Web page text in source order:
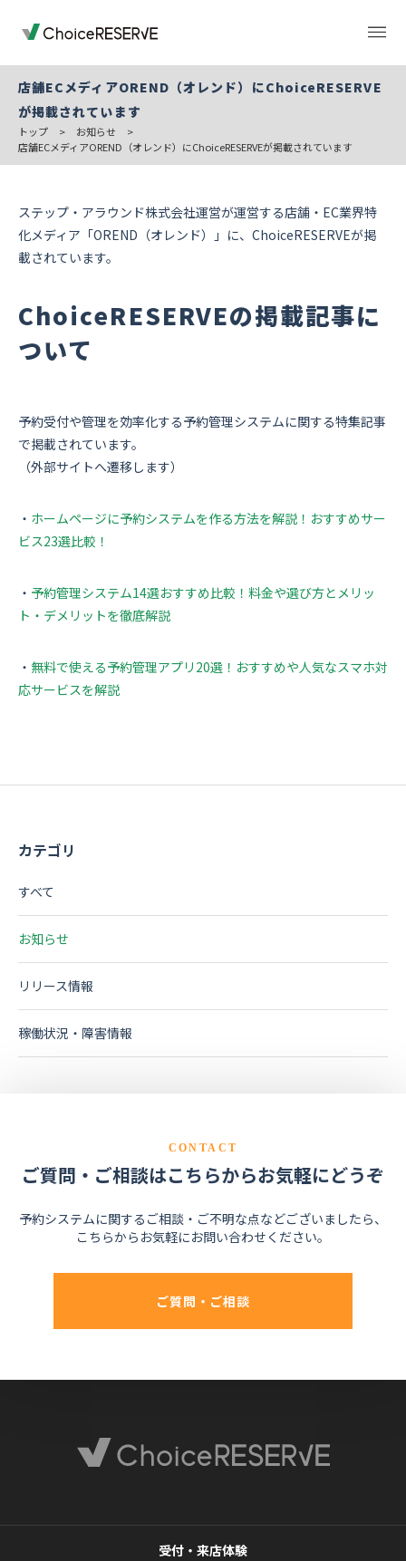
トップページ
機能 導入事例
ご利用の流れ
お問い合わせ
店舗ECメディアOREND（オレンド）にChoiceRESERVE
が掲載されています
トップ > お知らせ
>
店舗ECメディアOREND（オレンド）にChoiceRESERVEが掲載されています
ステップ・アラウンド株式会社運営が運営する店舗・EC業界特
化メディア「OREND（オレンド）」に、ChoiceRESERVEが掲
載されています。
ChoiceRESERVEの掲載記事に
ついて
予約受付や管理を効率化する予約管理システムに関する特集記事
で掲載されています。
（外部サイトへ遷移します）
・ ホームページに予約システムを作る方法を解説！おすすめサー
ビス23選比較！
・ 予約管理システム14選おすすめ比較！料金や選び方とメリッ
ト・デメリットを徹底解説
・ 無料で使える予約管理アプリ20選！おすすめや人気なスマホ対
応サービスを解説
カテゴリ
すべて
お知らせ
リリース情報
稼働状況・障害情報
CONTACT
ご質問・ご相談はこちらからお気軽にどうぞ
予約システムに関するご相談・ご不明な点などございましたら、
こちらからお気軽にお問い合わせください。
ご質問・ご相談
受付・来店体験